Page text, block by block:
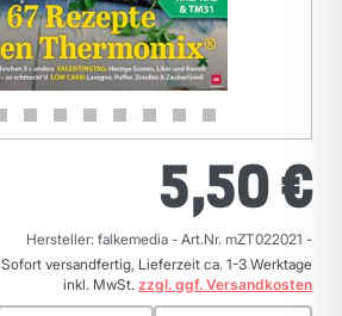
5,50 €
Hersteller: falkemedia - Art.Nr. mZT022021 -
Sofort versandfertig, Lieferzeit ca. 1-3 Werktage
inkl. MwSt. zzgl. ggf. Versandkosten